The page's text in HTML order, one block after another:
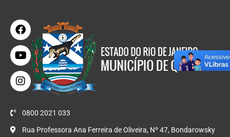
0800 2021 033
Rua Professora Ana Ferreira de Oliveira, Nº 47, Bondarowsky